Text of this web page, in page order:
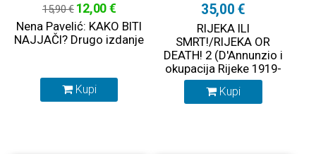
15,90 € 12,00 €
Nena Pavelić: KAKO BITI
NAJJAČI? Drugo izdanje
Kupi
35,00 €
RIJEKA ILI
SMRT!/RIJEKA OR
DEATH! 2 (D'Annunzio i
okupacija Rijeke 1919-
1921)
Kupi